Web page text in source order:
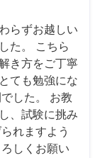
らずお越しい
た。 こちら
き方をご丁寧
ても勉強にな
した。 お教
、試験に挑み
れますよう
しくお願い